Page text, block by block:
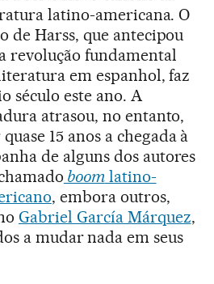
latino-americana. O
de Harss, que antecipou
revolução fundamental
em espanhol, faz
século este ano. A
atrasou, no entanto,
15 anos a chegada à
de alguns dos autores
boomlatino-
, embora outros,
Gabriel García Márquez,
a mudar nada em seus